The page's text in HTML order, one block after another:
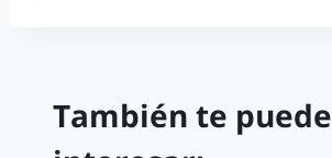
También te puede